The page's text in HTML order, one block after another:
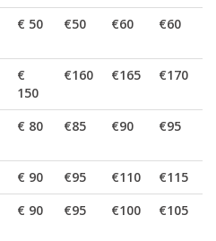
€ 50 €50 €60 €60
€
150
€160 €165 €170
€ 80 €85 €90 €95
€ 90 €95 €110 €115
€ 90 €95 €100 €105